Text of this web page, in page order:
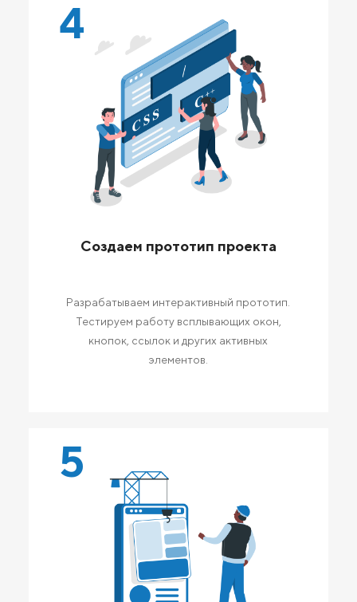
4
Создаем прототип проекта
Разрабатываем интерактивный прототип.
Тестируем работу всплывающих окон,
кнопок, ссылок и других активных
элементов.
5